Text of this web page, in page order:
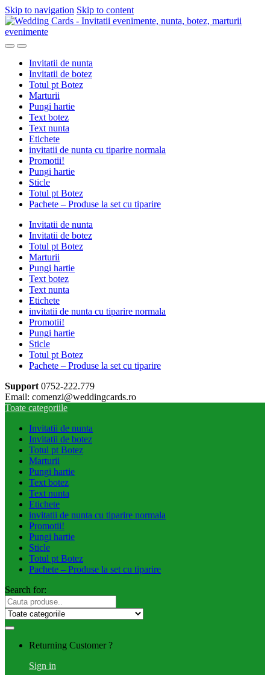
Skip to navigation Skip to content
Invitatii de nunta
Invitatii de botez
Totul pt Botez
Marturii
Pungi hartie
Text botez
Text nunta
Etichete
invitatii de nunta cu tiparire normala
Promotii!
Pungi hartie
Sticle
Totul pt Botez
Pachete – Produse la set cu tiparire
Invitatii de nunta
Invitatii de botez
Totul pt Botez
Marturii
Pungi hartie
Text botez
Text nunta
Etichete
invitatii de nunta cu tiparire normala
Promotii!
Pungi hartie
Sticle
Totul pt Botez
Pachete – Produse la set cu tiparire
Support 0752-222.779
Email: comenzi@weddingcards.ro
Toate categoriile
Invitatii de nunta
Invitatii de botez
Totul pt Botez
Marturii
Pungi hartie
Text botez
Text nunta
Etichete
invitatii de nunta cu tiparire normala
Promotii!
Pungi hartie
Sticle
Totul pt Botez
Pachete – Produse la set cu tiparire
Search for:
Returning Customer ?
Sign in